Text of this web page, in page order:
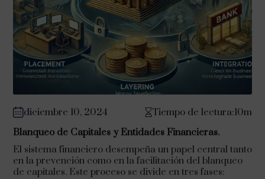
diciembre 10, 2024
Tiempo de lectura:10m
Blanqueo de Capitales y Entidades Financieras.
El sistema financiero desempeña un papel central tanto
en la prevención como en la facilitación del blanqueo
de capitales. Este proceso se divide en tres fases: